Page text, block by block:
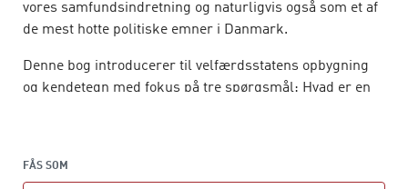
vores samfundsindretning og naturligvis også som et af
de mest hotte politiske emner i Danmark.
Denne bog introducerer til velfærdsstatens opbygning
og kendetegn med fokus på tre spørgsmål: Hvad er en
FÅS SOM